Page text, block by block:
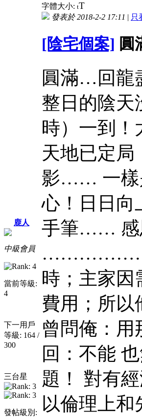
鹿人
中級會員
當前等級:
4
下一用戶
等級: 164 /
300
三台星
發帖級別:
字體大小: tT
發表於 2018-2-2 17:11 | 只
[陰宅個案] 圓
圓滿…回龍
整日的陰天
時）一到！
天地已定局
影…… 一樣
心！日日
手筆…… 感
時；主家因
費用；所
曾問俺：用
回：不能
題！ 對有
以倫理上和